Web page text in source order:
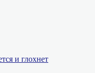
и глохнет